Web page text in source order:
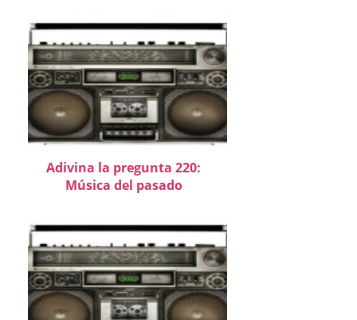
Adivina la pregunta 220:
Música del pasado